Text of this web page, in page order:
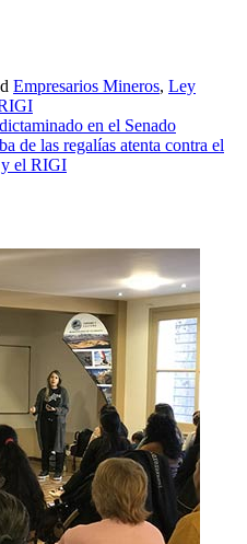
Empresarios Mineros, Ley
en el Senado
de las regalías atenta contra el
y el RIGI